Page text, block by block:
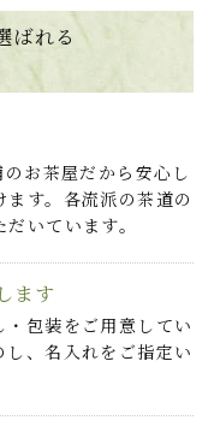
ばれる
お茶屋だから安心し
す。各流派の茶道の
いています。
ます
包装をご用意してい
、名入れをご指定い